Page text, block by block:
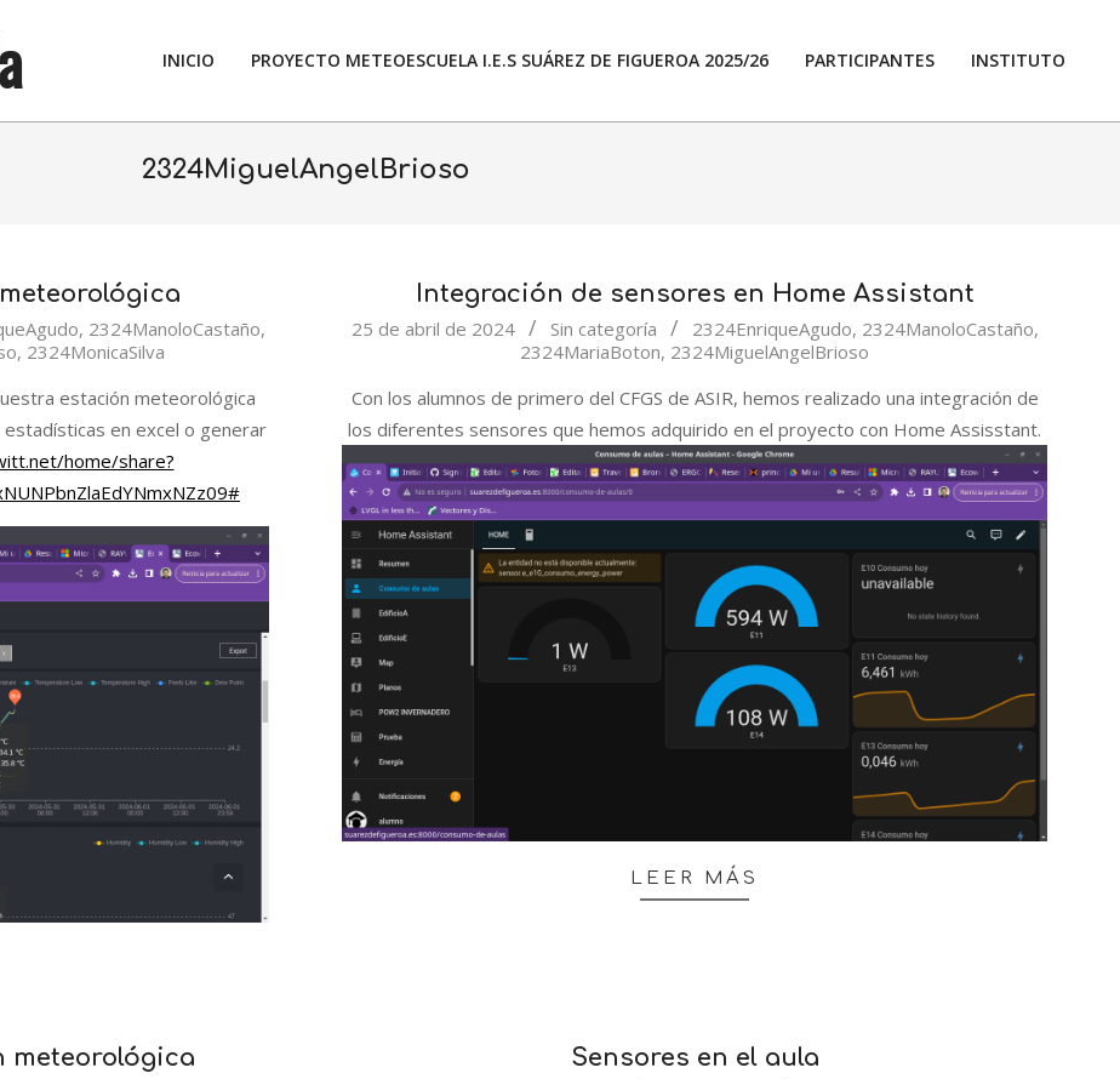
INICIO PROYECTO METEOESCUELA I.E.S SUÁREZ DE FIGUEROA 2025/26 PARTICIPANTES INSTITUTO
2324MiguelAngelBrioso
, 2324ManoloCastaño,
, 2324MonicaSilva
estación meteorológica
en excel o generar
home/share?
Integración de sensores en Home Assistant
2024-
25
25 de abril de 2024 Sin categoría 2324EnriqueAgudo, 2324ManoloCastaño,
2324MariaBoton, 2324MiguelAngelBrioso
Con los alumnos de primero del CFGS de ASIR, hemos realizado una integración de
los diferentes sensores que hemos adquirido en el proyecto con Home Assisstant.
LEER MÁS
meteorológica Sensores en el aula